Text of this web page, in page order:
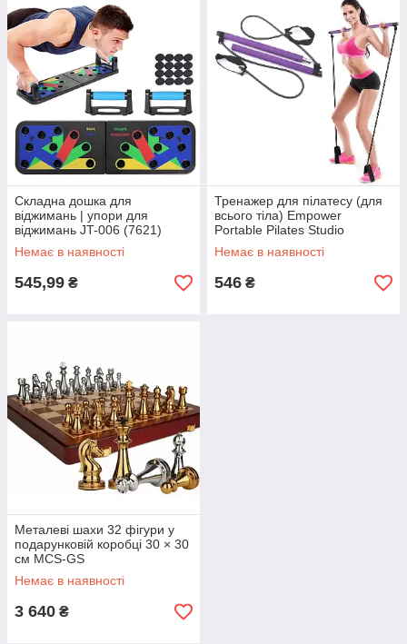
Складна дошка для
віджимань | упори для
віджимань JT-006 (7621)
Немає в наявності
545,99 ₴
Тренажер для пілатесу (для
всього тіла) Empower
Portable Pilates Studio
Немає в наявності
546 ₴
Металеві шахи 32 фігури у
подарунковій коробці 30 × 30
см MCS-GS
Немає в наявності
3 640 ₴